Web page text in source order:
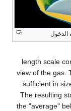
الدخول
length scale
view of the gas.
sufficient in
The resulting
the "average"